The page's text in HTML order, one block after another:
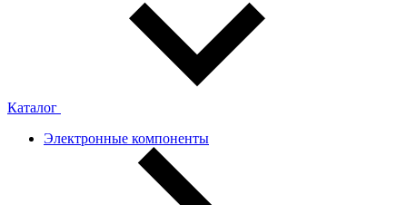
Каталог
Электронные компоненты